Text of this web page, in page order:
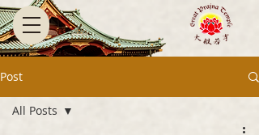
Post
All Posts